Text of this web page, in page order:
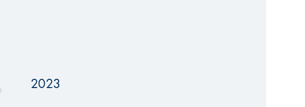
2023